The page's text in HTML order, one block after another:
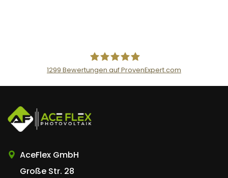
AceFlex GmbH
1299 Bewertungen auf ProvenExpert.com
AceFlex GmbH
Große Str. 28